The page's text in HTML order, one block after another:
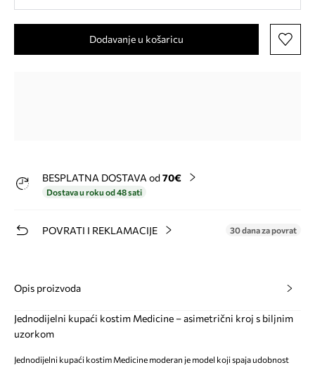
Dodavanje u košaricu
BESPLATNA DOSTAVA od 70€
Dostava u roku od 48 sati
POVRATI I REKLAMACIJE 30 dana za povrat
Opis proizvoda
Jednodijelni kupaći kostim Medicine – asimetrični kroj s biljnim
uzorkom
Jednodijelni kupaći kostim Medicine moderan je model koji spaja udobnost